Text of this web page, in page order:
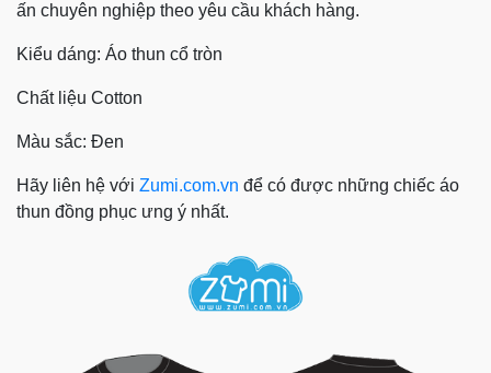
ấn chuyên nghiệp theo yêu cầu khách hàng.
Kiểu dáng: Áo thun cổ tròn
Chất liệu Cotton
Màu sắc: Đen
Hãy liên hệ với Zumi.com.vn để có được những chiếc áo
thun đồng phục ưng ý nhất.